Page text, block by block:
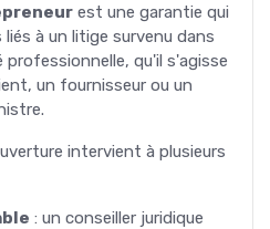
est une garantie qui
à un litige survenu dans
qu'il s'agisse
un fournisseur ou un
intervient à plusieurs
: un conseiller juridique